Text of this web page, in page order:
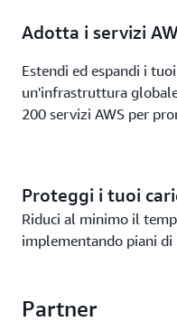
Adotta i servizi
Estendi ed espandi i
un'infrastruttura
200 servizi AWS per
Proteggi i tuoi
Riduci al minimo il
implementando piani di
Partner